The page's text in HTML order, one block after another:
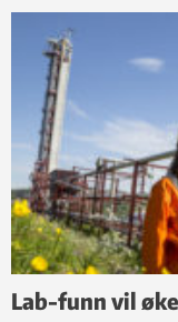
Lab-funn vil